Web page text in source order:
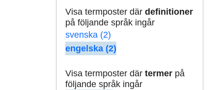
Visa termposter där definitioner
på följande språk ingår
svenska (2)
engelska (2)
Visa termposter där termerpå
följande språk ingår